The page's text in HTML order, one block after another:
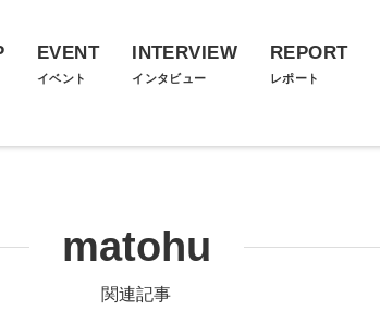
EVENT
イベント
INTERVIEW
インタビュー
REPORT
レポート
matohu
関連記事